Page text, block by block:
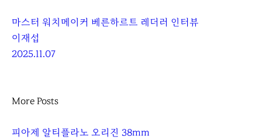
마스터 워치메이커 베른하르트 레더러 인터뷰
이재섭
2025.11.07
More Posts
피아제 알티플라노 오리진 38mm